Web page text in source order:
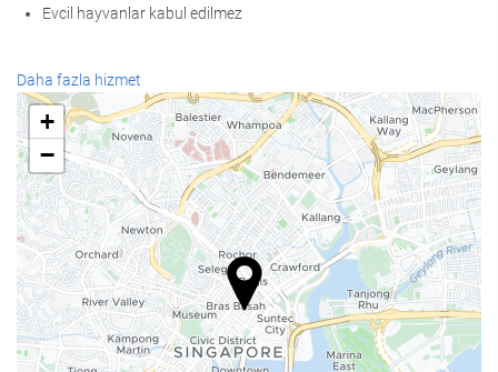
Evcil hayvanlar kabul edilmez
KarÅÄ±lama hizmetleri
24-saat açık resepsiyon
Bagaj muhafazası
Havuz
Havuz
Yiyecek ve içecek
Bar
Daha fazla hizmet
+
−